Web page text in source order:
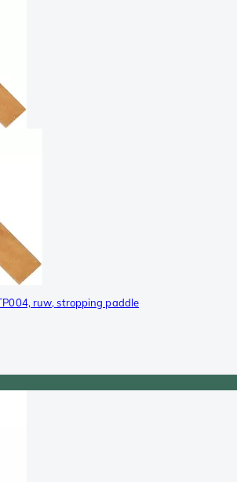
ruw, stropping paddle